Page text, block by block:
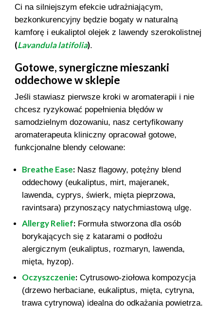
Ci na silniejszym efekcie udrażniającym,
bezkonkurencyjny będzie bogaty w naturalną
kamforę i eukaliptol olejek z lawendy szerokolistnej
(Lavandula latifolia).
Gotowe, synergiczne mieszanki
oddechowe w sklepie
Jeśli stawiasz pierwsze kroki w aromaterapii i nie
chcesz ryzykować popełnienia błędów w
samodzielnym dozowaniu, nasz certyfikowany
aromaterapeuta kliniczny opracował gotowe,
funkcjonalne blendy celowane:
Breathe Ease: Nasz flagowy, potężny blend
oddechowy (eukaliptus, mirt, majeranek,
lawenda, cyprys, świerk, mięta pieprzowa,
ravintsara) przynoszący natychmiastową ulgę.
Allergy Relief: Formuła stworzona dla osób
borykających się z katarami o podłożu
alergicznym (eukaliptus, rozmaryn, lawenda,
mięta, hyzop).
Oczyszczenie: Cytrusowo-ziołowa kompozycja
(drzewo herbaciane, eukaliptus, mięta, cytryna,
trawa cytrynowa) idealna do odkażania powietrza.